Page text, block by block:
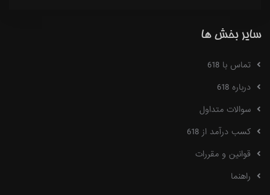
سایر بخش ها
تماس با 618
درباره 618
سوالات متداول
کسب درآمد از 618
قوانین و مقررات
راهنما